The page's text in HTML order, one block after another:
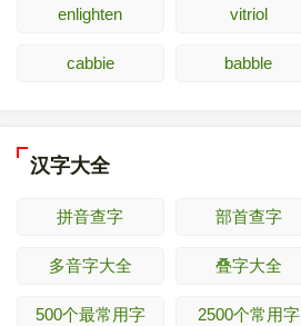
enlighten vitriol
cabbie babble
汉字大全
拼音查字 部首查字
多音字大全 叠字大全
500个最常用字 2500个常用字